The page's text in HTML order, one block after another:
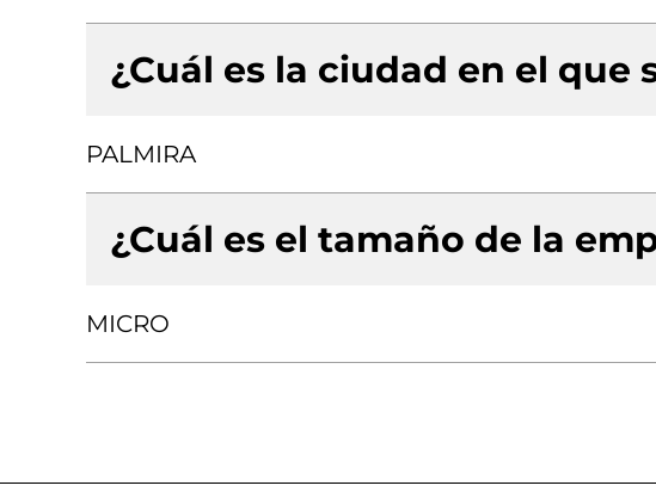
¿Cuál es la ciudad en el que
PALMIRA
¿Cuál es el tamaño de la
MICRO